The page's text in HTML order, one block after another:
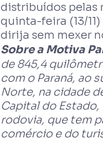
distribuídos pelas
quinta-feira (13/
dirija sem mexer
Sobre a Motiva
de 845,4
com o Paraná, ao
Norte, na cidade
Capital do Estado,
rodovia, que tem
comércio e do